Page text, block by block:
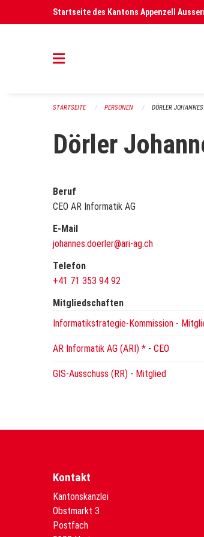
Navigation überspringenStartseite des Kantons Appenzell
STARTSEITE PERSONEN DÖRLER JOHANNES
Dörler
Beruf
CEO AR Informatik AG
E-Mail
johannes.doerler@ari-ag.ch
Telefon
+41 71 353 94 92
Mitgliedschaften
Informatikstrategie-Kommission -
AR Informatik AG (ARI) * - CEO
GIS-Ausschuss (RR) - Mitglied
Kontakt
Kantonskanzlei
Obstmarkt 3
Postfach